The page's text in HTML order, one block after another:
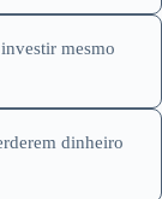
mesmo
dinheiro